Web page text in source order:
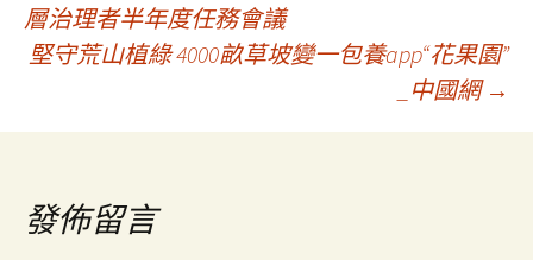
章
導
覽
層治理者半年度任務會議
堅守荒山植綠 4000畝草坡變一包養app“花果園”
_中國網 →
發佈留言